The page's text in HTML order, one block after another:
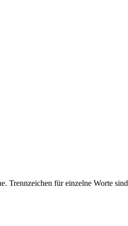
Trennzeichen für einzelne Worte sind